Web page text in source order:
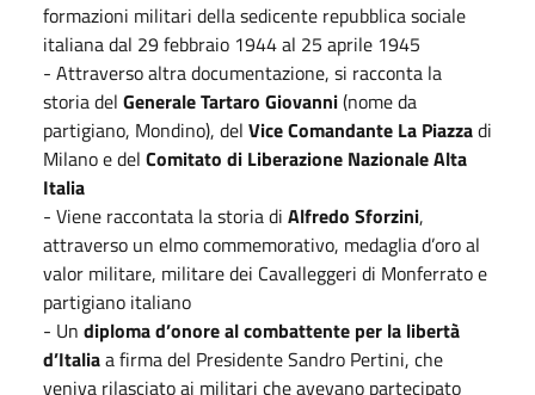
formazioni militari della sedicente repubblica sociale
italiana dal 29 febbraio 1944 al 25 aprile 1945
- Attraverso altra documentazione, si racconta la
storia del Generale Tartaro Giovanni(nome da
partigiano, Mondino), del Vice Comandante La Piazzadi
Milano e del Comitato di Liberazione Nazionale Alta
Italia
- Viene raccontata la storia di Alfredo Sforzini,
attraverso un elmo commemorativo, medaglia d’oro al
valor militare, militare dei Cavalleggeri di Monferrato e
partigiano italiano
- Un diploma d’onore al combattente per la libertà
d’Italiaa firma del Presidente Sandro Pertini, che
veniva rilasciato ai militari che avevano partecipato